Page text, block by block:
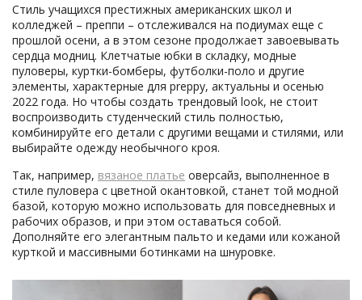
Стиль учащихся престижных американских школ и
колледжей – преппи – отслеживался на подиумах еще с
прошлой осени, а в этом сезоне продолжает завоевывать
сердца модниц. Клетчатые юбки в складку, модные
пуловеры, куртки-бомберы, футболки-поло и другие
элементы, характерные для preppy, актуальны и осенью
2022 года. Но чтобы создать трендовый look, не стоит
воспроизводить студенческий стиль полностью,
комбинируйте его детали с другими вещами и стилями, или
выбирайте одежду необычного кроя.
Так, например, вязаное платье оверсайз, выполненное в
стиле пуловера с цветной окантовкой, станет той модной
базой, которую можно использовать для повседневных и
рабочих образов, и при этом оставаться собой.
Дополняйте его элегантным пальто и кедами или кожаной
курткой и массивными ботинками на шнуровке.